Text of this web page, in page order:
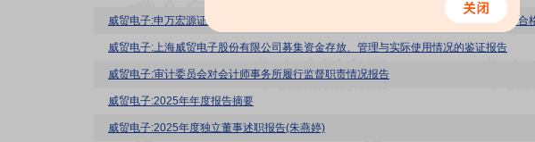
威贸电子:上海威贸电子股份有限公司募集资金存放、管理与实际使用情况的鉴证报告
威贸电子:审计委员会对会计师事务所履行监督职责情况报告
威贸电子:2025年年度报告摘要
威贸电子:2025年度独立董事述职报告(朱燕婷)